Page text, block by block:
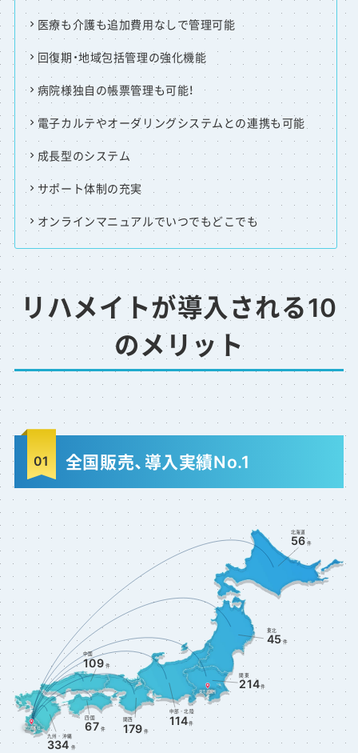
リハメイトが導入される10
のメリット
全国販売、導入実績No.1
東京営業所
鹿児島本社
北海道
56 件
東北
45 件
関東
214件
中部・北陸
114件
関西
179 件
四国
67 件
中国
109 件
九州・沖縄
334 件
医療も介護も追加費用なしで管理可能
回復期・地域包括管理の強化機能
病院様独自の帳票管理も可能！
電子カルテやオーダリングシステムとの連携も可能
成長型のシステム
サポート体制の充実
オンラインマニュアルでいつでもどこでも